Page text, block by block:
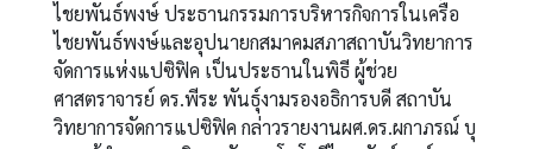
ไชยพันธ์พงษ์ ประธานกรรมการบริหารกิจการในเครือ
ไชยพันธ์พงษ์และอุปนายกสมาคมสภาสถาบันวิทยาการ
จัดการแห่งแปซิฟิค เป็นประธานในพิธี ผู้ช่วย
ศาสตราจารย์ ดร.พีระ พันธุ์งามรองอธิการบดี สถาบัน
วิทยาการจัดการแปซิฟิค กล่าวรายงานผศ.ดร.ผกาภรณ์ บุ